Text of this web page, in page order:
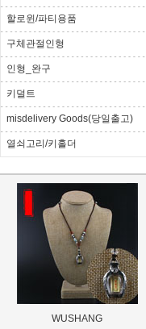
할로윈/파티용품
구체관절인형
인형_완구
키덜트
misdelivery Goods(당일출고)
열쇠고리/키홀더
WUSHANG